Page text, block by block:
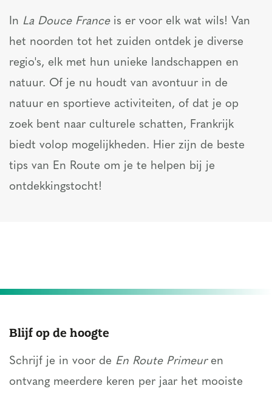
In La Douce Franceis er voor elk wat wils! Van
het noorden tot het zuiden ontdek je diverse
regio's, elk met hun unieke landschappen en
natuur. Of je nu houdt van avontuur in de
natuur en sportieve activiteiten, of dat je op
zoek bent naar culturele schatten, Frankrijk
biedt volop mogelijkheden. Hier zijn de beste
tips van En Route om je te helpen bij je
ontdekkingstocht!
Blijf op de hoogte
Schrijf je in voor de En Route Primeuren
ontvang meerdere keren per jaar het mooiste